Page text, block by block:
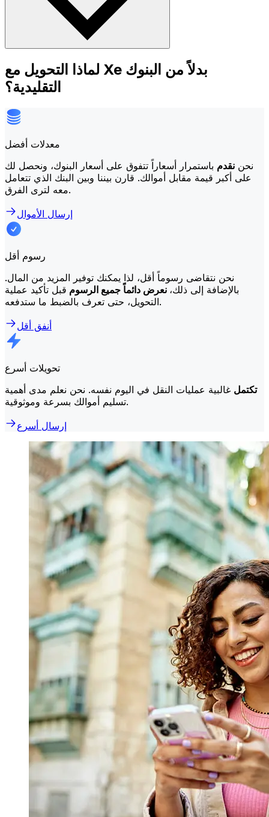
لماذا التحويل مع Xe بدلاً من البنوك
التقليدية؟
معدلات أفضل
نحن نقدم باستمرار أسعاراً تتفوق على أسعار البنوك، ونحصل لك
على أكبر قيمة مقابل أموالك. قارن بيننا وبين البنك الذي تتعامل
معه لترى الفرق.
إرسال الأموال
رسوم أقل
نحن نتقاضى رسوماً أقل، لذا يمكنك توفير المزيد من المال.
بالإضافة إلى ذلك، نعرض دائماً جميع الرسوم قبل تأكيد عملية
التحويل، حتى تعرف بالضبط ما ستدفعه.
أنفق أقل
تحويلات أسرع
تكتمل غالبية عمليات النقل في اليوم نفسه. نحن نعلم مدى أهمية
تسليم أموالك بسرعة وموثوقية.
إرسال أسرع